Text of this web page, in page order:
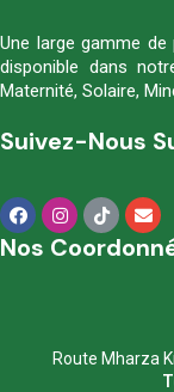
Une large gamme
disponible dans
Maternité, Solaire,
Suivez-Nous
Nos
Route Mharza